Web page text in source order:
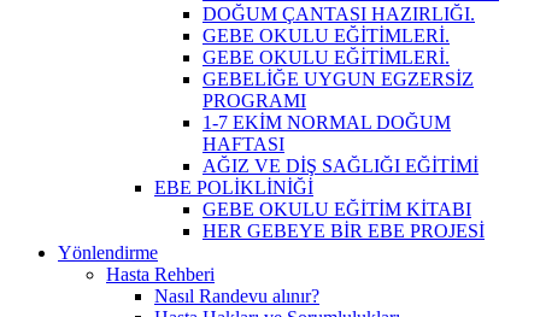
DOĞUM ÇANTASI HAZIRLIĞI.
GEBE OKULU EĞİTİMLERİ.
GEBE OKULU EĞİTİMLERİ.
GEBELİĞE UYGUN EGZERSİZ
PROGRAMI
1-7 EKİM NORMAL DOĞUM
HAFTASI
AĞIZ VE DİŞ SAĞLIĞI EĞİTİMİ
EBE POLİKLİNİĞİ
GEBE OKULU EĞİTİM KİTABI
HER GEBEYE BİR EBE PROJESİ
Yönlendirme
Hasta Rehberi
Nasıl Randevu alınır?